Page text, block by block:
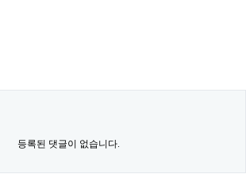
등록된 댓글이 없습니다.